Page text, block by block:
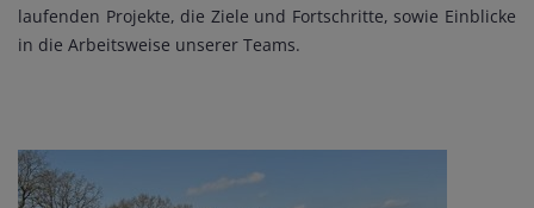
laufenden Projekte, die Ziele und Fortschritte, sowie Einblicke
in die Arbeitsweise unserer Teams.